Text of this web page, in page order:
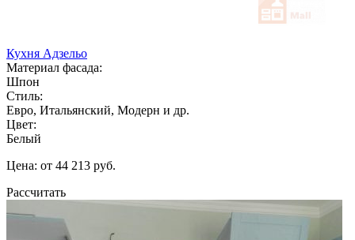
Кухня Адзельо
Материал фасада:
Шпон
Стиль:
Евро, Итальянский, Модерн и др.
Цвет:
Белый
Цена: от 44 213 руб.
Рассчитать